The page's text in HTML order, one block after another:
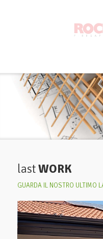
lastWORK
GUARDA IL NOSTRO ULTIMO